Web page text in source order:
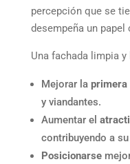
percepción que se
desempeña un
Una fachada limpia
Mejorar la primera
y viandantes.
Aumentar el
contribuyendo a
Posicionarse